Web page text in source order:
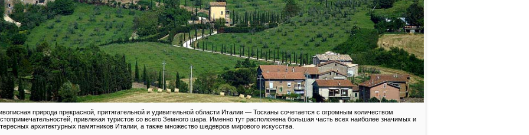
природа прекрасной, притягательной и удивительной области Италии — Тосканы сочетается с огромным количеством
привлекая туристов со всего Земного шара. Именно тут расположена большая часть всех наиболее значимых и
архитектурных памятников Италии, а также множество шедевров мирового искусства.